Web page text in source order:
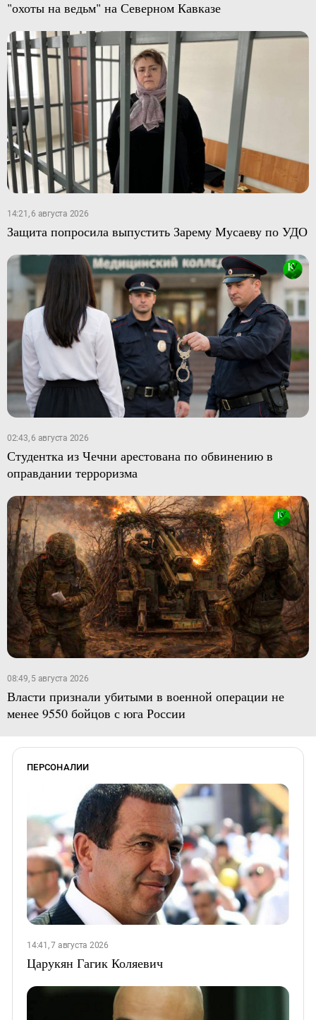
"охоты на ведьм" на Северном Кавказе
14:21, 6 августа 2026
Защита попросила выпустить Зарему Мусаеву по УДО
02:43, 6 августа 2026
Студентка из Чечни арестована по обвинению в
оправдании терроризма
08:49, 5 августа 2026
Власти признали убитыми в военной операции не
менее 9550 бойцов с юга России
ПЕРСОНАЛИИ
14:41, 7 августа 2026
Царукян Гагик Коляевич